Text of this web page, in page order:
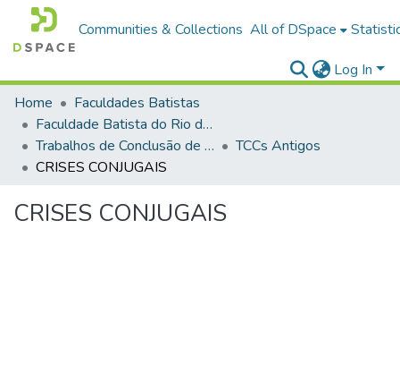
Communities & Collections All of DSpace
Log In
Home
Faculdades Batistas
Faculdade Batista do Rio de Janeiro (FABAT-RJ)
Trabalhos de Conclusão de Curso (TCC)
TCCs Antigos
CRISES CONJUGAIS
CRISES CONJUGAIS